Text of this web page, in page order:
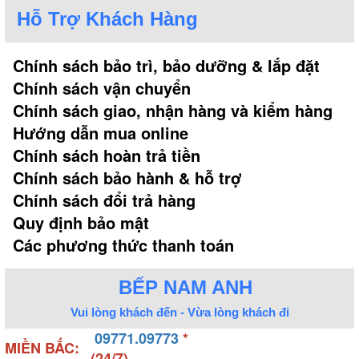
Sử dụng máy rửa chén bát diệt hoàn toàn vi
khuẩn
Bát đĩa khi để lâu ngày hoặc cất ở môi trường có độ
ẩm cao thì đây chính là điều kiện thuận lợi để vi
khuẩn phát sinh. Nhiều gia đình thường sử dụng
cách phơi nắng để diệt vi khuẩn sau mỗi lần rửa.
Tuy nhiên, đây không phải biện pháp giải quyết hữu
hiệu nhất bởi vì không phải ngày nào cũng có nắng.
Vậy nên sự ra đời của máy sấy bát đã thay thế năng
lượng mặt trời làm việc này. Bởi vì chức năng nổi
bật nhất của máy sấy bát chính là diệt khuẩn, tiệt
trùng đồng thời làm khô chén bát từ nhiệt độ cao.
Tiết kiệm thời gian và công sức khi nội trợ
Hỗ Trợ Khách Hàng
Chính sách bảo trì, bảo dưỡng & lắp đặt
Chính sách vận chuyển
Chính sách giao, nhận hàng và kiểm hàng
Hướng dẫn mua online
Chính sách hoàn trả tiền
Chính sách bảo hành & hỗ trợ
Chính sách đổi trả hàng
Quy định bảo mật
Các phương thức thanh toán
BẾP NAM ANH
Vui lòng khách đến - Vừa lòng khách đi
MIỀN BẮC: 09771.09773*